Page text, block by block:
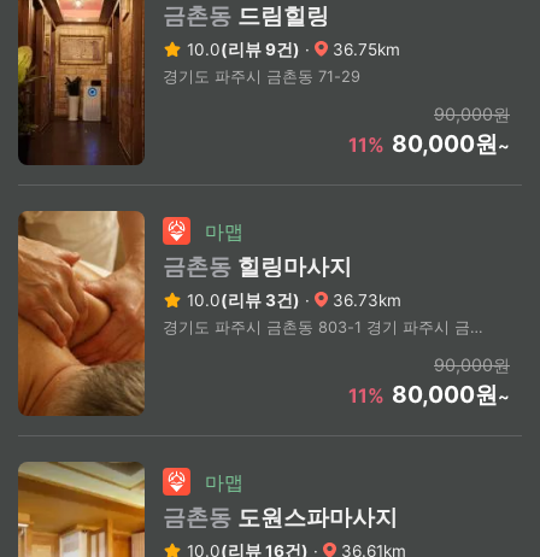
금촌동 드림힐링
10.0(리뷰 9건) · 36.75km
경기도 파주시 금촌동 71-29
90,000원
11% 80,000원~
마맵
금촌동 힐링마사지
10.0(리뷰 3건) · 36.73km
경기도 파주시 금촌동 803-1 경기 파주시 금촌동 (상세주소문의)
90,000원
11% 80,000원~
마맵
금촌동 도원스파마사지
10.0(리뷰 16건) · 36.61km